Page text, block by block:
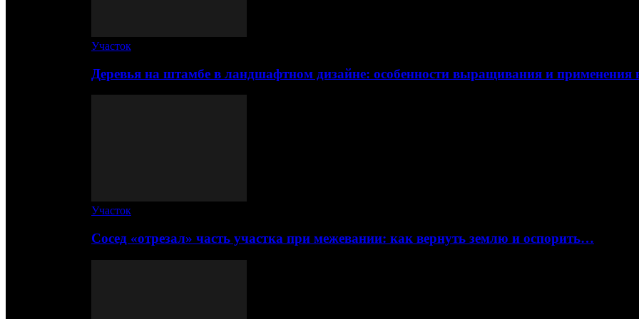
Участок
Деревья на штамбе в ландшафтном дизайне: особенности выращивания и
Участок
Сосед «отрезал» часть участка при межевании: как вернуть землю и оспорить…